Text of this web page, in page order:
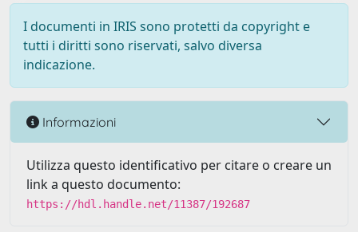
I documenti in IRIS sono protetti da copyright e
tutti i diritti sono riservati, salvo diversa
indicazione.
Informazioni
Utilizza questo identificativo per citare o creare un
link a questo documento:
https://hdl.handle.net/11387/192687